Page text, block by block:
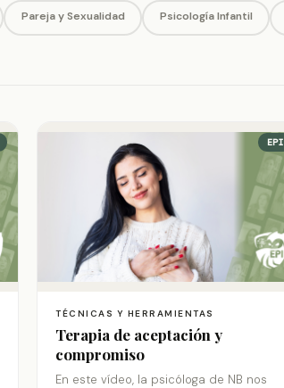
Pareja y Sexualidad Psicología Infantil
EPI
TÉCNICAS Y HERRAMIENTAS
Terapia de aceptación y
compromiso
En este vídeo, la psicóloga de NB nos